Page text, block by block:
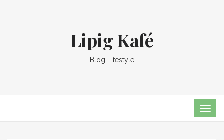
Lipig Kafé
Blog Lifestyle